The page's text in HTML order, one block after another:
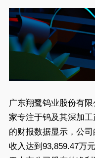
广东翔鹭钨业股份有
家专注于钨及其深加
的财报数据显示，公
收入达到93,859.47万